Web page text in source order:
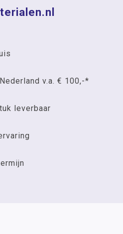
v.a. € 100,-*
leverbaar